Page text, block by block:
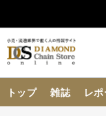
トップ 雑誌 レ